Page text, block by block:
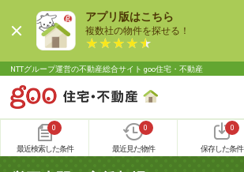
アプリ版はこちら
複数社の物件を探せる！
NTTグループ運営の不動産総合サイト goo住宅・不動産
0
最近検索した条件
0
最近見た物件
0
保存した条件